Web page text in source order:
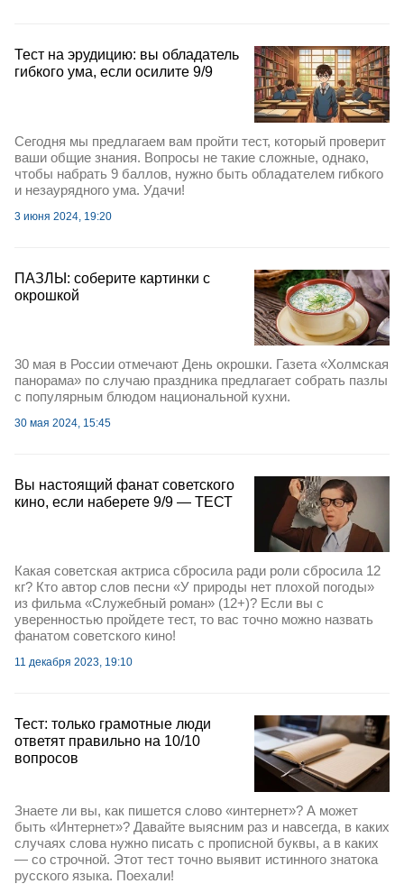
Тест на эрудицию: вы обладатель
гибкого ума, если осилите 9/9
Сегодня мы предлагаем вам пройти тест, который проверит
ваши общие знания. Вопросы не такие сложные, однако,
чтобы набрать 9 баллов, нужно быть обладателем гибкого
и незаурядного ума. Удачи!
3 июня 2024, 19:20
ПАЗЛЫ: соберите картинки с
окрошкой
30 мая в России отмечают День окрошки. Газета «Холмская
панорама» по случаю праздника предлагает собрать пазлы
с популярным блюдом национальной кухни.
30 мая 2024, 15:45
Вы настоящий фанат советского
кино, если наберете 9/9 — ТЕСТ
Какая советcкая актриса сбросила ради роли сбросила 12
кг? Кто автор слов песни «У природы нет плохой погоды»
из фильма «Служебный роман» (12+)? Если вы с
уверенностью пройдете тест, то вас точно можно назвать
фанатом советского кино!
11 декабря 2023, 19:10
Тест: только грамотные люди
ответят правильно на 10/10
вопросов
Знаете ли вы, как пишется слово «интернет»? А может
быть «Интернет»? Давайте выясним раз и навсегда, в каких
случаях слова нужно писать с прописной буквы, а в каких
— со строчной. Этот тест точно выявит истинного знатока
русского языка. Поехали!